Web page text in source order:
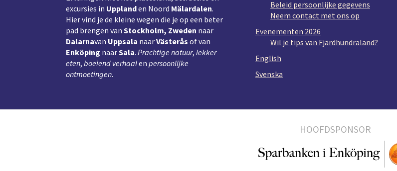
excursies in Upplanden Noord Mälardalen.
Hier vind je de kleine wegen die je op een beter
pad brengen van Stockholm, Zweden naar
Dalarnavan Uppsala naarVästerås of van
Enköping naarSala. Prachtige natuur, lekker
eten, boeiend verhaalen persoonlijke
ontmoetingen.
Beleid persoonlijke gegevens
Neem contact met ons op
Evenementen 2026
Wil je tips van Fjärdhundraland?
English
Svenska
HOOFDSPONSOR